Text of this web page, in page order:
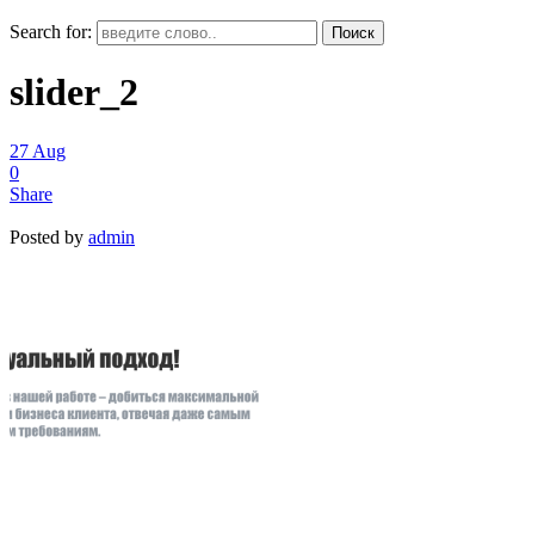
Search for:
slider_2
27 Aug
0
Share
Posted by admin